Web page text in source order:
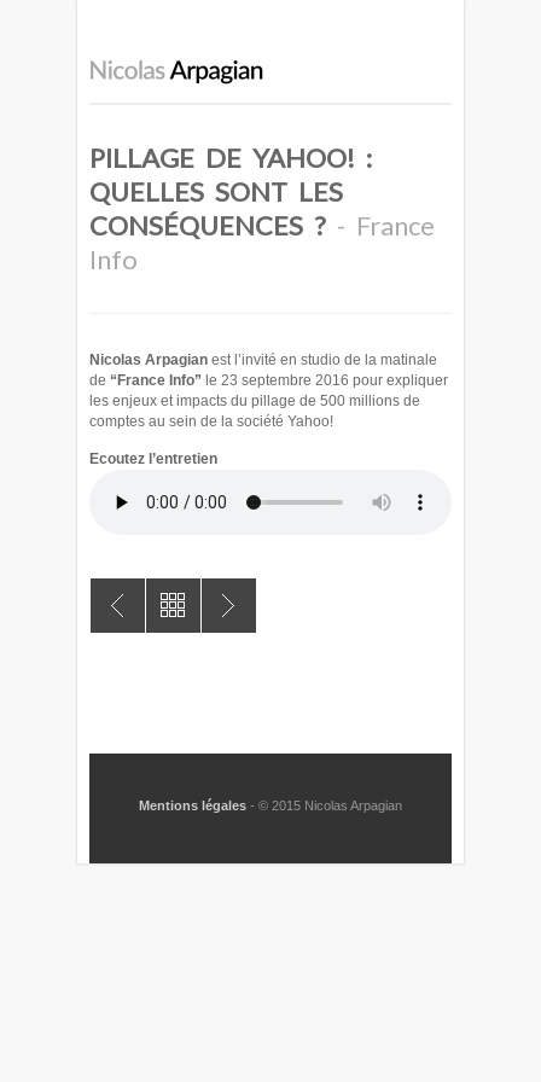
PILLAGE DE YAHOO! :
QUELLES SONT LES
CONSÉQUENCES ? - France
Info
Nicolas Arpagian est l’invité en studio de la matinale
de “France Info” le 23 septembre 2016 pour expliquer
les enjeux et impacts du pillage de 500 millions de
comptes au sein de la société Yahoo!
Ecoutez l’entretien
Mentions légales - © 2015 Nicolas Arpagian